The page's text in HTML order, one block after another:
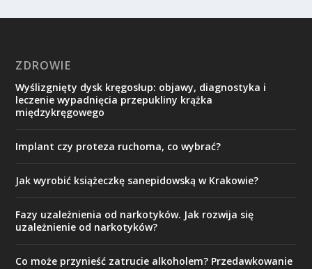
ZDROWIE
Wyślizgnięty dysk kręgosłup: objawy, diagnostyka i
leczenie wypadnięcia przepukliny krążka
międzykręgowego
Implant czy proteza ruchoma, co wybrać?
Jak wyrobić książeczkę sanepidowską w Krakowie?
Fazy uzależnienia od narkotyków. Jak rozwija się
uzależnienie od narkotyków?
Co może przynieść zatrucie alkoholem? Przedawkowanie